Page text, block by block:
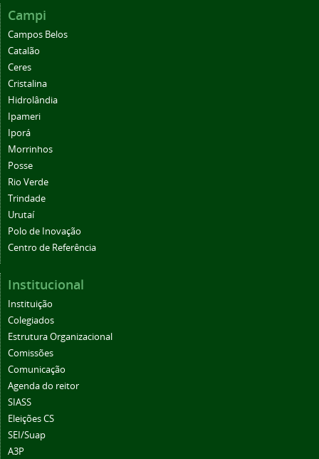
Campi
Campos Belos
Catalão
Ceres
Cristalina
Hidrolândia
Ipameri
Iporá
Morrinhos
Posse
Rio Verde
Trindade
Urutaí
Polo de Inovação
Centro de Referência
Institucional
Instituição
Colegiados
Estrutura Organizacional
Comissões
Comunicação
Agenda do reitor
SIASS
Eleições CS
SEI/Suap
A3P